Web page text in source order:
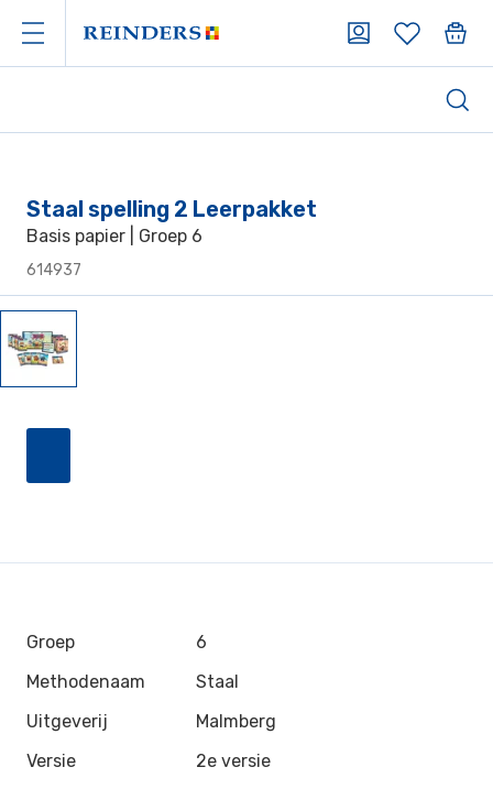
Staal spelling 2 Leerpakket
Basis papier | Groep 6
614937
Groep
6
Methodenaam
Staal
Uitgeverij
Malmberg
Versie
2e versie